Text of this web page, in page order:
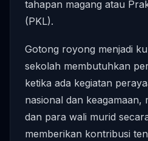
tahapan magang atau
(PKL).
Gotong royong menjadi
sekolah membutuhkan
ketika ada kegiatan
nasional dan keagamaan,
dan para wali murid
memberikan kontribusi